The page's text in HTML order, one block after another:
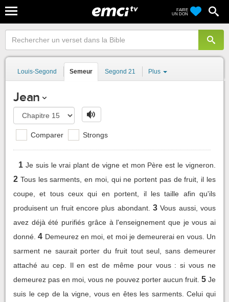
FAIRE
UN DON
Louis-Segond Semeur Segond 21 Plus
Jean
Comparer Strongs
1 Je suis le vrai plant de vigne et mon Père est le vigneron.
2 Tous les sarments, en moi, qui ne portent pas de fruit, il les
coupe, et tous ceux qui en portent, il les taille afin qu'ils
produisent un fruit encore plus abondant. 3 Vous aussi, vous
avez déjà été purifiés grâce à l'enseignement que je vous ai
donné. 4 Demeurez en moi, et moi je demeurerai en vous. Un
sarment ne saurait porter du fruit tout seul, sans demeurer
attaché au cep. Il en est de même pour vous : si vous ne
demeurez pas en moi, vous ne pouvez porter aucun fruit. 5 Je
suis le cep de la vigne, vous en êtes les sarments. Celui qui